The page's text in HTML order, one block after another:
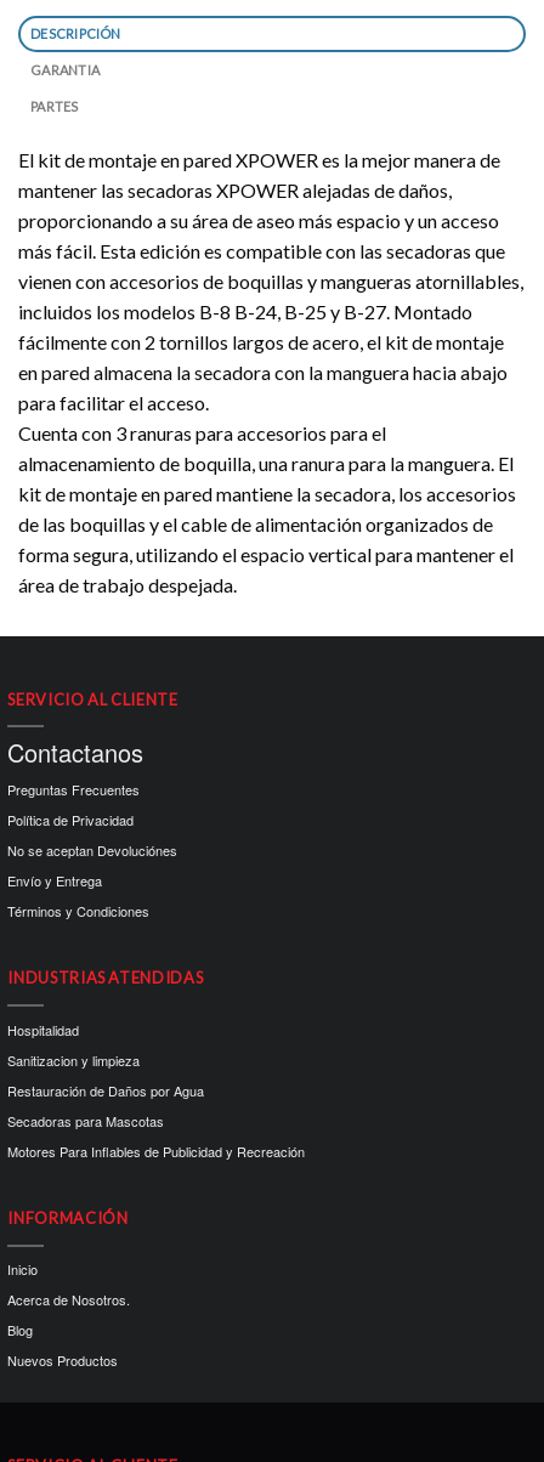
DESCRIPCIÓN
GARANTIA
PARTES
El kit de montaje en pared XPOWER es la mejor manera de
mantener las secadoras XPOWER alejadas de daños,
proporcionando a su área de aseo más espacio y un acceso
más fácil. Esta edición es compatible con las secadoras que
vienen con accesorios de boquillas y mangueras atornillables,
incluidos los modelos B-8 B-24, B-25 y B-27. Montado
fácilmente con 2 tornillos largos de acero, el kit de montaje
en pared almacena la secadora con la manguera hacia abajo
para facilitar el acceso.
Cuenta con 3 ranuras para accesorios para el
almacenamiento de boquilla, una ranura para la manguera. El
kit de montaje en pared mantiene la secadora, los accesorios
de las boquillas y el cable de alimentación organizados de
forma segura, utilizando el espacio vertical para mantener el
área de trabajo despejada.
SERVICIO AL CLIENTE
Contactanos
Preguntas Frecuentes
Política de Privacidad
No se aceptan Devoluciónes
Envío y Entrega
Términos y Condiciones
INDUSTRIAS ATENDIDAS
Hospitalidad
Sanitizacion y limpieza
Restauración de Daños por Agua
Secadoras para Mascotas
Motores Para Inflables de Publicidad y Recreación
INFORMACIÓN
Inicio
Acerca de Nosotros.
Blog
Nuevos Productos